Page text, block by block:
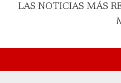
LAS NOTICIAS MÁS